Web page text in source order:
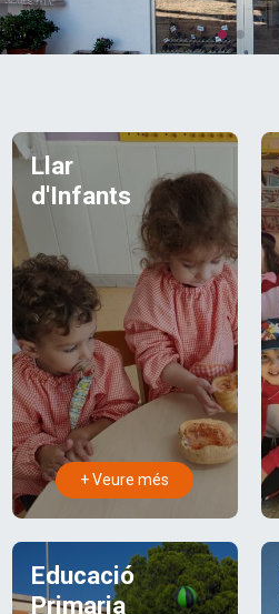
Llar
d'Infants
+ Veure més
Educació
Primaria